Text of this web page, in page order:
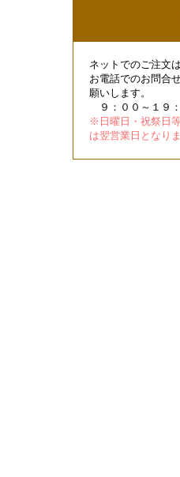
ネットでのご注文
お電話でのお問合
願いします。
９：００～１９
※日曜日・祝祭日
は翌営業日となり